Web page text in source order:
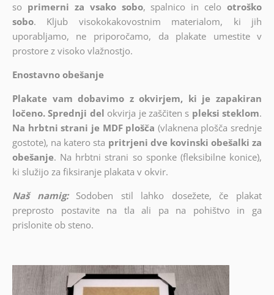
so primerni za vsako sobo, spalnico in celo otroško
sobo. Kljub visokokakovostnim materialom, ki jih
uporabljamo, ne priporočamo, da plakate umestite v
prostore z visoko vlažnostjo.
Enostavno obešanje
Plakate vam dobavimo z okvirjem, ki je zapakiran
ločeno. Sprednji del okvirja je zaščiten s pleksi steklom.
Na hrbtni strani je MDF plošča (vlaknena plošča srednje
gostote), na katero sta pritrjeni dve kovinski obešalki za
obešanje. Na hrbtni strani so sponke (fleksibilne konice),
ki služijo za fiksiranje plakata v okvir.
Naš namig:
Sodoben stil lahko dosežete, če plakat
preprosto postavite na tla ali pa na pohištvo in ga
prislonite ob steno.